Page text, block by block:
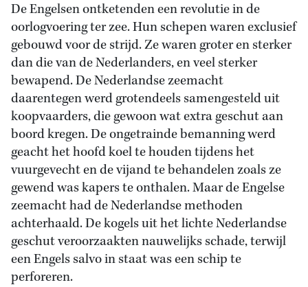
De Engelsen ontketenden een revolutie in de
oorlogvoering ter zee. Hun schepen waren exclusief
gebouwd voor de strijd. Ze waren groter en sterker
dan die van de Nederlanders, en veel sterker
bewapend. De Nederlandse zeemacht
daarentegen werd grotendeels samengesteld uit
koopvaarders, die gewoon wat extra geschut aan
boord kregen. De ongetrainde bemanning werd
geacht het hoofd koel te houden tijdens het
vuurgevecht en de vijand te behandelen zoals ze
gewend was kapers te onthalen. Maar de Engelse
zeemacht had de Nederlandse methoden
achterhaald. De kogels uit het lichte Nederlandse
geschut veroorzaakten nauwelijks schade, terwijl
een Engels salvo in staat was een schip te
perforeren.